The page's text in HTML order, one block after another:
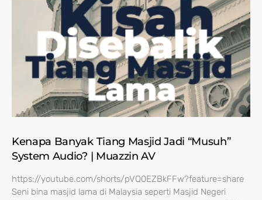
Kenapa Banyak Tiang Masjid Jadi “Musuh”
System Audio? | Muazzin AV
https://youtube.com/shorts/pVQ0EZBkFFw?feature=share
Seni bina masjid lama di Malaysia seperti Masjid Negeri